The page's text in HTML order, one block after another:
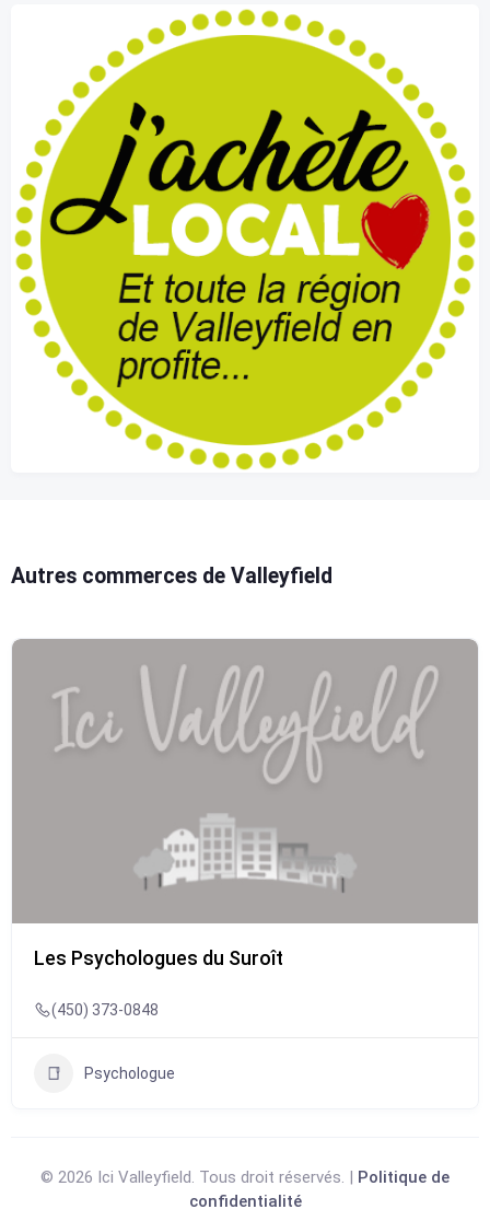
Autres commerces de Valleyfield
Les Psychologues du Suroît
(450) 373-0848
Psychologue
© 2026 Ici Valleyfield. Tous droit réservés. | Politique de
confidentialité